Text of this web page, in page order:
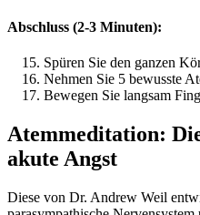
Abschluss (2-3 Minuten):
Spüren Sie den ganzen
Nehmen Sie 5 bewusste
Bewegen Sie langsam
Atemmeditation:
akute Angst
Diese von Dr. Andrew Weil